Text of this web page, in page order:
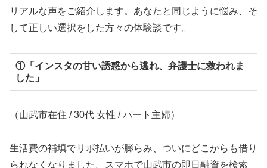
リアルな声をご紹介します。あなたと同じように悩み、そ
して正しい選択をした方々の体験談です。
①「インスタの甘い誘惑から逃れ、弁護士に救われま
した」
（山武市在住 / 30代 女性 / パート主婦）
生活費の補填でリボ払いが膨らみ、ついにどこからも借り
られなくなりました。スマホで山武市の即日融資を検索